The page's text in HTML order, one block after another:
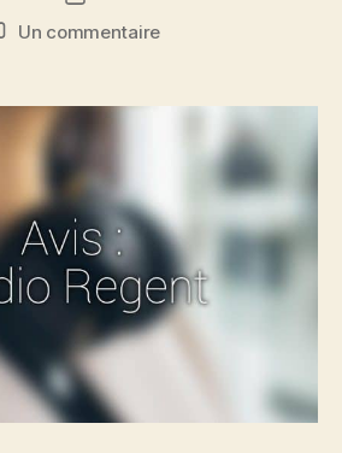
Un commentairesur
Sudio
casque
bluetooth
avec
24h
d’autonomie
!